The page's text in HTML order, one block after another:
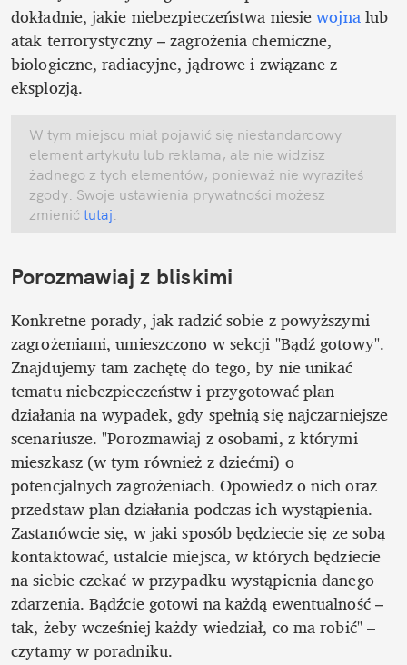
dokładnie, jakie niebezpieczeństwa niesie wojna lub
atak terrorystyczny – zagrożenia chemiczne,
biologiczne, radiacyjne, jądrowe i związane z
eksplozją.
W tym miejscu miał pojawić się niestandardowy
element artykułu lub reklama, ale nie widzisz
żadnego z tych elementów, ponieważ nie wyraziłeś
zgody. Swoje ustawienia prywatności możesz
zmienić tutaj
Porozmawiaj z bliskimi
Konkretne porady, jak radzić sobie z powyższymi
zagrożeniami, umieszczono w sekcji "Bądź gotowy".
Znajdujemy tam zachętę do tego, by nie unikać
tematu niebezpieczeństw i przygotować plan
działania na wypadek, gdy spełnią się najczarniejsze
scenariusze. "Porozmawiaj z osobami, z którymi
mieszkasz (w tym również z dziećmi) o
potencjalnych zagrożeniach. Opowiedz o nich oraz
przedstaw plan działania podczas ich wystąpienia.
Zastanówcie się, w jaki sposób będziecie się ze sobą
kontaktować, ustalcie miejsca, w których będziecie
na siebie czekać w przypadku wystąpienia danego
zdarzenia. Bądźcie gotowi na każdą ewentualność –
tak, żeby wcześniej każdy wiedział, co ma robić" –
czytamy w poradniku.